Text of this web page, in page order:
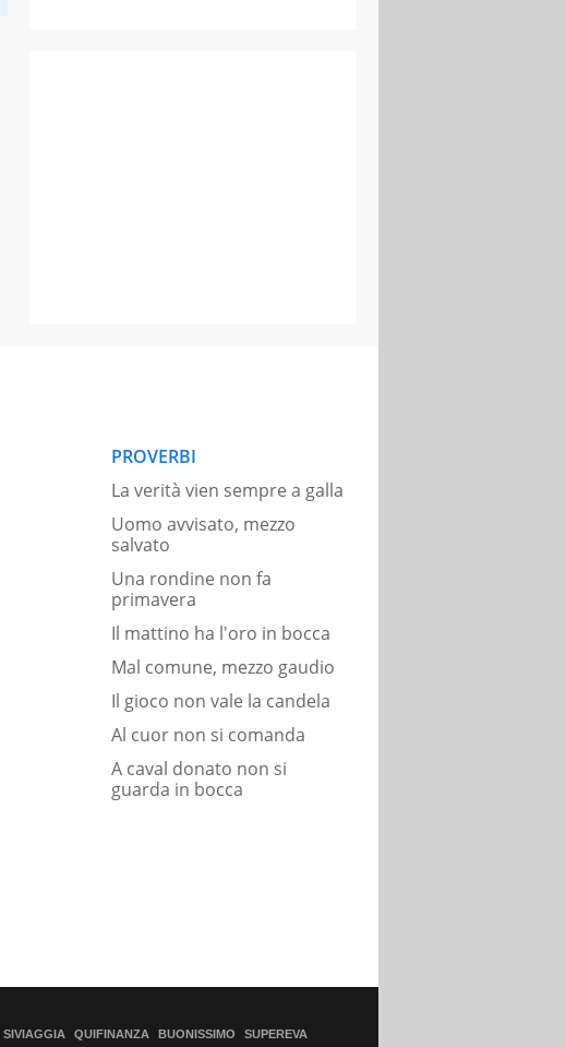
PROVERBI
La verità vien sempre a galla
Uomo avvisato, mezzo
salvato
Una rondine non fa
primavera
Il mattino ha l'oro in bocca
Mal comune, mezzo gaudio
Il gioco non vale la candela
Al cuor non si comanda
A caval donato non si
guarda in bocca
SIVIAGGIA QUIFINANZA BUONISSIMO SUPEREVA